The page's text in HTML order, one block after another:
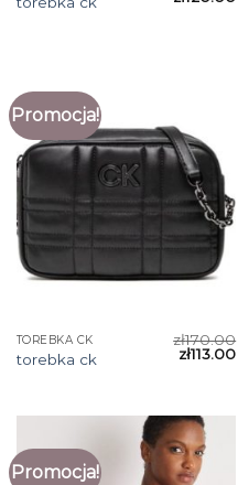
Promocja!
TOREBKA CK
torebka ck
zł170.00
zł113.00
Promocja!